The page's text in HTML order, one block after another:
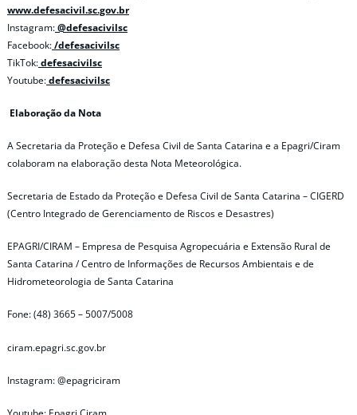
www.defesacivil.sc.gov.br
Instagram:@defesacivilsc
Facebook:/defesacivilsc
TikTok:defesacivilsc
Youtube:defesacivilsc
Elaboração da Nota
A Secretaria da Proteção e Defesa Civil de Santa Catarina e a Epagri/Ciram
colaboram na elaboração desta Nota Meteorológica.
Secretaria de Estado da Proteção e Defesa Civil de Santa Catarina – CIGERD
(Centro Integrado de Gerenciamento de Riscos e Desastres)
EPAGRI/CIRAM – Empresa de Pesquisa Agropecuária e Extensão Rural de
Santa Catarina / Centro de Informações de Recursos Ambientais e de
Hidrometeorologia de Santa Catarina
Fone: (48) 3665 – 5007/5008
ciram.epagri.sc.gov.br
Instagram: @epagriciram